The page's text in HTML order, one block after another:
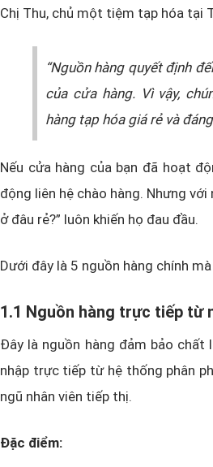
Chị Thu, chủ một tiệm tạp hóa tại
“Nguồn hàng quyết định
của cửa hàng. Vì vậy,
hàng tạp hóa giá rẻ và
Nếu cửa hàng của bạn đã hoạt
động liên hệ chào hàng. Nhưng
ở đâu rẻ?” luôn khiến họ đau đầu.
Dưới đây là 5 nguồn hàng chính
1.1 Nguồn hàng trực tiếp từ
Đây là nguồn hàng đảm bảo chất
nhập trực tiếp từ hệ thống phân
ngũ nhân viên tiếp thị.
Đặc điểm: